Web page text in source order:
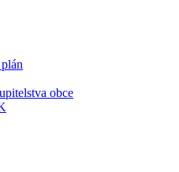
obce